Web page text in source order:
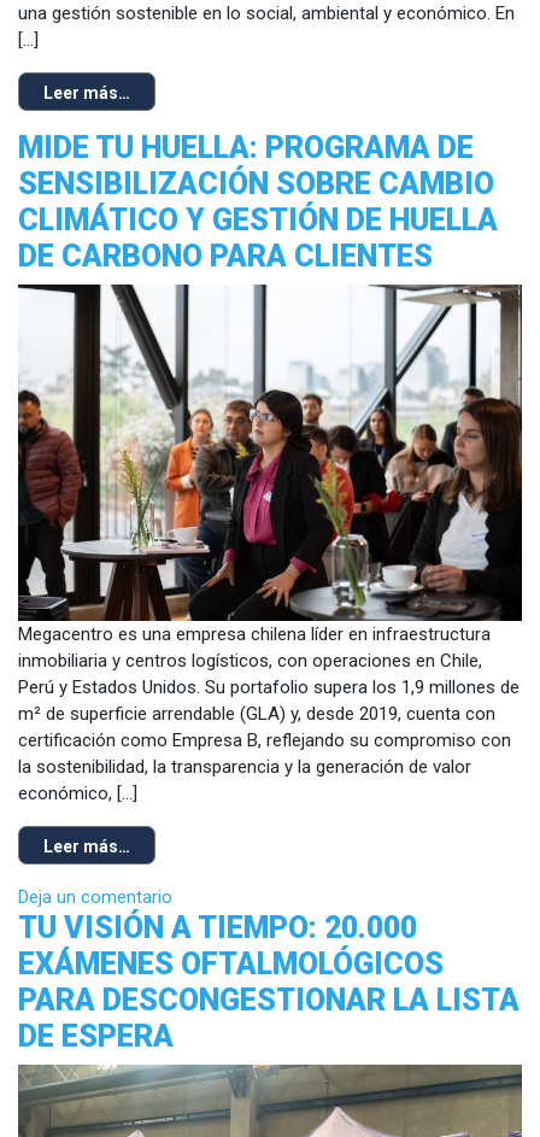
una gestión sostenible en lo social, ambiental y económico. En
[…]
Leer más…
MIDE TU HUELLA: PROGRAMA DE
SENSIBILIZACIÓN SOBRE CAMBIO
CLIMÁTICO Y GESTIÓN DE HUELLA
DE CARBONO PARA CLIENTES
Megacentro es una empresa chilena líder en infraestructura
inmobiliaria y centros logísticos, con operaciones en Chile,
Perú y Estados Unidos. Su portafolio supera los 1,9 millones de
m² de superficie arrendable (GLA) y, desde 2019, cuenta con
certificación como Empresa B, reflejando su compromiso con
la sostenibilidad, la transparencia y la generación de valor
económico, […]
Leer más…
Deja un comentario
TU VISIÓN A TIEMPO: 20.000
EXÁMENES OFTALMOLÓGICOS
PARA DESCONGESTIONAR LA LISTA
DE ESPERA